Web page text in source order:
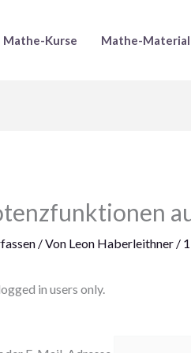
Mathe-Kurse Mathe-Material
/ Von Leon Haberleithner /
in users only.